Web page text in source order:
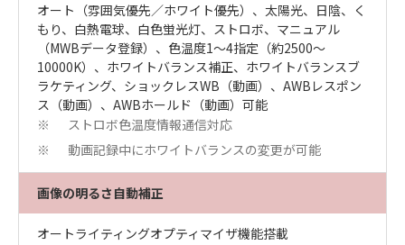
オート（雰囲気優先／ホワイト優先）、太陽光、日陰、く
もり、白熱電球、白色蛍光灯、ストロボ、マニュアル
（MWBデータ登録）、色温度1～4指定（約2500～
10000K）、ホワイトバランス補正、ホワイトバランスブ
ラケティング、ショックレスWB（動画）、AWBレスポン
ス（動画）、AWBホールド（動画）可能
※ ストロボ色温度情報通信対応
※ 動画記録中にホワイトバランスの変更が可能
画像の明るさ自動補正
オートライティングオプティマイザ機能搭載